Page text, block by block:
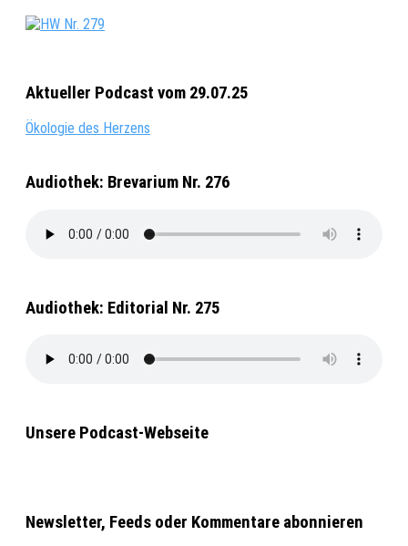
Aktueller Podcast vom 29.07.25
Ökologie des Herzens
Audiothek: Brevarium Nr. 276
Audiothek: Editorial Nr. 275
Unsere Podcast-Webseite
Newsletter, Feeds oder Kommentare abonnieren